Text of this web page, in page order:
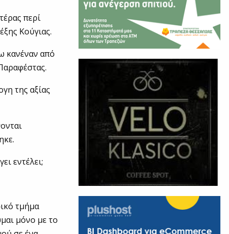
περί
Κούγιας.
κανέναν από
της αξίας
εντέλει;
τμήμα
μόνο με το